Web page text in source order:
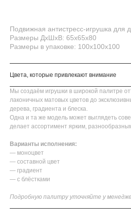
Подвижная антистресс-игрушка для
Размеры ДхШхВ: 65x65x80
Размеры в упаковке: 100х100х100
Цвета, которые привлекают внимание
Мы создаём игрушки в широкой палитре
лаконичных матовых цветов до
дерева, градиента и блеска.
Одна и та же модель может выглядеть
делает ассортимент ярким,
Варианты исполнения:
— моноцвет
— составной цвет
— градиент
— с блёстками
Подробную палитру уточняйте у